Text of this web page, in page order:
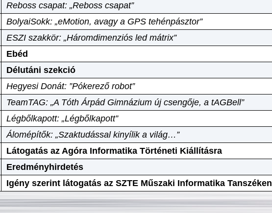
Reboss csapat: „Reboss csapat”
BolyaiSokk: „eMotion, avagy a GPS tehénpásztor”
ESZI szakkör: „Háromdimenziós led mátrix”
Ebéd
Délutáni szekció
Hegyesi Donát: ”Pókerező robot”
TeamTAG: „A Tóth Árpád Gimnázium új csengője, a tAGBell”
Légbőlkapott: „Légbőlkapott”
Álomépítők: „Szaktudással kinyílik a világ…”
Látogatás az Agóra Informatika Történeti Kiállításra
Eredményhirdetés
Igény szerint látogatás az SZTE Műszaki Informatika Tanszéken